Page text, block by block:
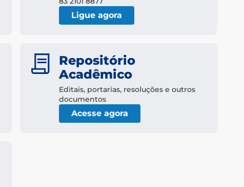
Ligue agora
Repositório
Acadêmico
Editais, portarias, resoluções e outros
documentos
Acesse agora